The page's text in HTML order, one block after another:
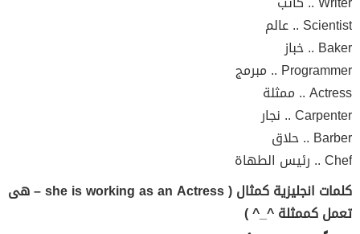
Scientist .. عالم
Baker .. خباز
Programmer .. مبرمج
Actress .. ممثلة
Carpenter .. نجار
Barber .. حلاق
Chef .. رئيس الطهاة
كلمات انجليزية كمثال ( she is working as an Actress – هى
تعمل كممثلة ^_^ )